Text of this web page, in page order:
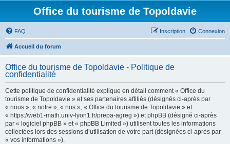
Office du tourisme de Topoldavie
FAQ Connexion
Inscription
Accueil du forum
Office du tourisme de Topoldavie - Politique de
confidentialité
Cette politique de confidentialité explique en détail comment « Office du
tourisme de Topoldavie » et ses partenaires affiliés (désignés ci-après par
« nous », « notre », « nos », « Office du tourisme de Topoldavie » et
« https://web1-math.univ-lyon1.fr/prepa-agreg ») et phpBB (désigné ci-après
par « logiciel phpBB » et « phpBB Limited ») utilisent toutes les informations
collectées lors des sessions d’utilisation de votre part (désignées ci-après par
« vos informations »).